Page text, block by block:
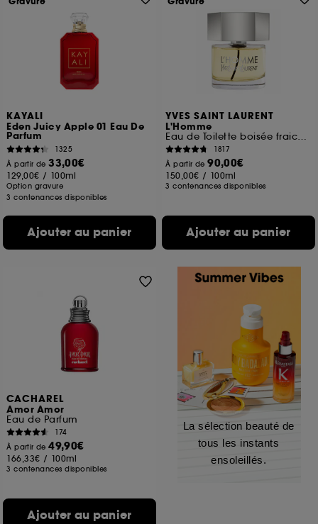
KAYALI
Eden Juicy Apple 01 Eau De
Parfum
1325
À partir de33,00€
129,00€ / 100ml
Option gravure
3 contenances disponibles
Ajouter au panier
YVES SAINT LAURENT
L'Homme
Eau de Toilette boisée fraiche pour homme
1817
À partir de90,00€
150,00€ / 100ml
3 contenances disponibles
Ajouter au panier
CACHAREL
Amor Amor
Eau de Parfum
174
À partir de49,90€
166,33€ / 100ml
3 contenances disponibles
Ajouter au panier
La sélection beauté de
tous les instants
ensoleillés.